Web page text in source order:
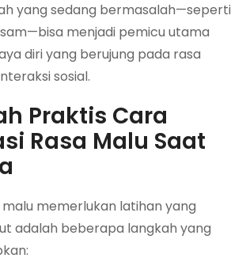
yang sedang bermasalah—seperti
menjadi pemicu utama
diri yang berujung pada rasa
sosial.
Praktis Cara
Rasa Malu Saat
memerlukan latihan yang
adalah beberapa langkah yang